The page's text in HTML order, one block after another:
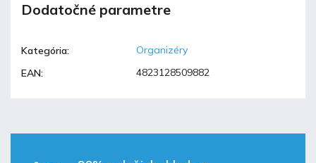
Dodatočné parametre
Kategória:
Organizéry
EAN: 4823128509882